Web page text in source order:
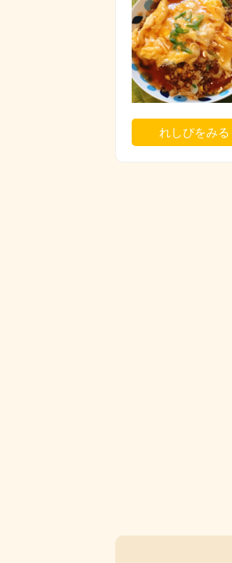
れしぴをみる